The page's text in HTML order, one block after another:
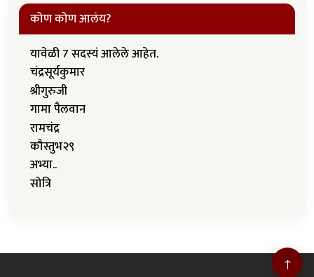
कोण कोण आलंय?
यावेळी 7 सदस्यं आलेले आहेत.
चंद्रसूर्यकुमार
श्रीगुरुजी
गामा पैलवान
रामचंद्र
कौस्तुभ२९
अभ्या..
सोत्रि
↑